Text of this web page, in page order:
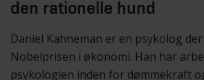
den rationelle hund
Daniel Kahneman er en psykolog
Nobelprisen i økonomi. Han har
psykologien inden for dømmekraft